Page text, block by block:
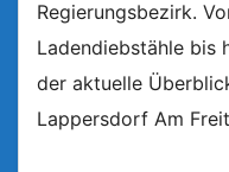
Regierungsbezirk.
Ladendiebstähle bis
der aktuelle
Lappersdorf Am